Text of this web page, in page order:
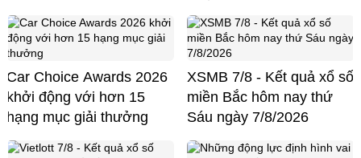
Car Choice Awards 2026
khởi động với hơn 15
hạng mục giải thưởng
XSMB 7/8 - Kết quả xổ số
miền Bắc hôm nay thứ
Sáu ngày 7/8/2026